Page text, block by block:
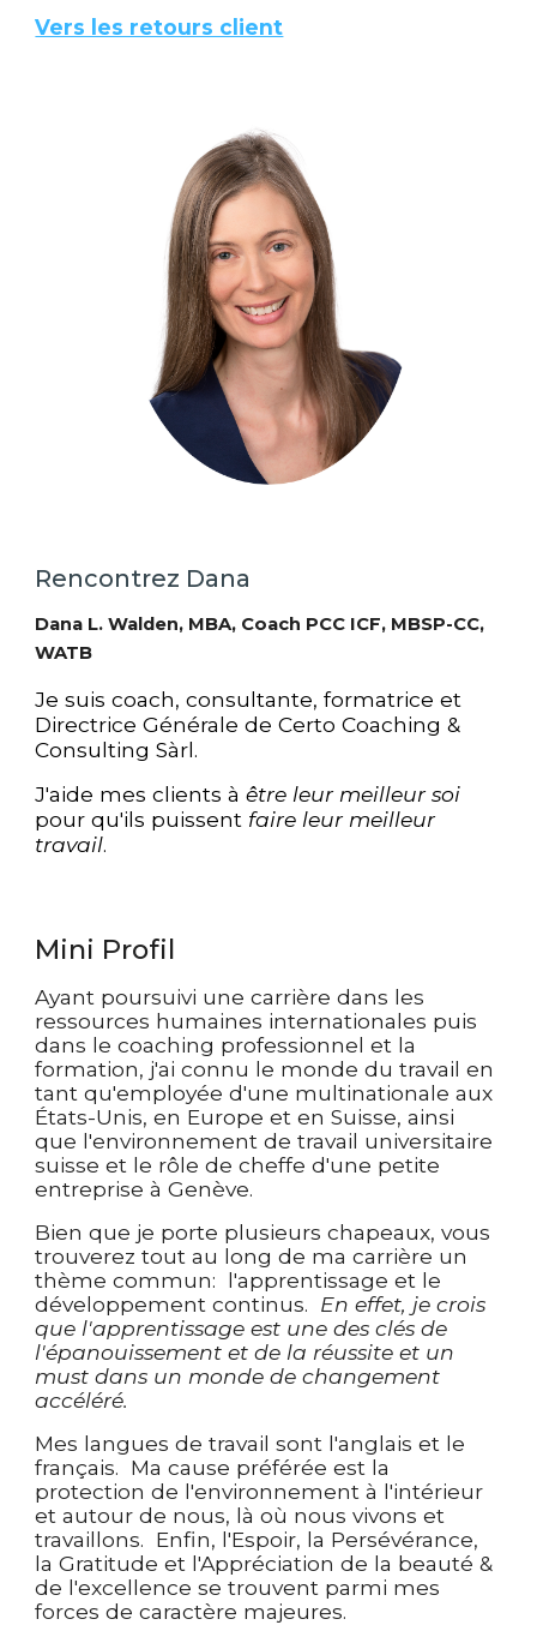
Vers les retours client
Rencontrez Dana
Dana L. Walden, MBA, Coach PCC ICF, MBSP-CC,
WATB
Je suis coach, consultante, formatrice et
Directrice Générale de Certo Coaching &
Consulting Sàrl.
J'aide mes clients àêtre leur meilleur soi
pour qu'ils puissent faire leur meilleur
travail.
Mini Profil
Ayant poursuivi une carrière dans les
ressources humaines internationales puis
dans le coaching professionnel et la
formation, j'ai connu le monde du travail en
tant qu'employée d'une multinationale aux
États-Unis, en Europe et en Suisse, ainsi
que l'environnement de travail universitaire
suisse et le rôle de cheffe d'une petite
entreprise à Genève.
Bien que je porte plusieurs chapeaux, vous
trouverez tout au long de ma carrière un
thème commun: l'apprentissage et le
développement continus. En effet, je crois
que l'apprentissage est une des clés de
l'épanouissement et de la réussite et un
must dans un monde de changement
accéléré.
Mes langues de travail sont l'anglais et le
français. Ma cause préférée est la
protection de l'environnement à l'intérieur
et autour de nous, là où nous vivons et
travaillons. Enfin, l'Espoir, la Persévérance,
la Gratitude et l'Appréciation de la beauté &
de l'excellence se trouvent parmi mes
forces de caractère majeures.